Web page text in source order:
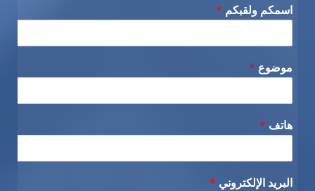
اسمكم ولقبكم *
موضوع *
هاتف *
البريد الإلكتروني *